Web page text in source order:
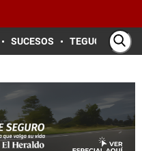
SUCESOS TEGUCIGALPA